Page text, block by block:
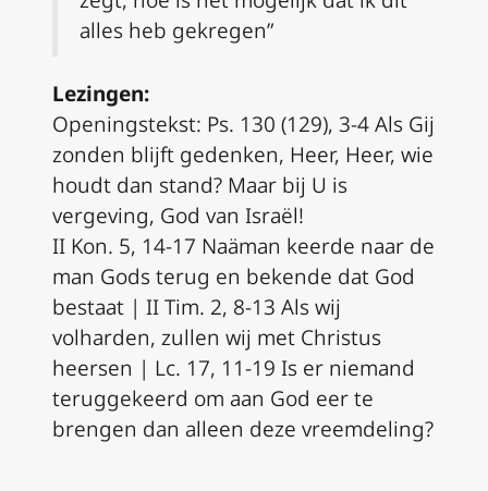
alles heb gekregen”
Lezingen:
Openingstekst: Ps. 130 (129), 3-4 Als Gij
zonden blijft gedenken, Heer, Heer, wie
houdt dan stand? Maar bij U is
vergeving, God van Israël!
II Kon. 5, 14-17 Naäman keerde naar de
man Gods terug en bekende dat God
bestaat | II Tim. 2, 8-13 Als wij
volharden, zullen wij met Christus
heersen | Lc. 17, 11-19 Is er niemand
teruggekeerd om aan God eer te
brengen dan alleen deze vreemdeling?